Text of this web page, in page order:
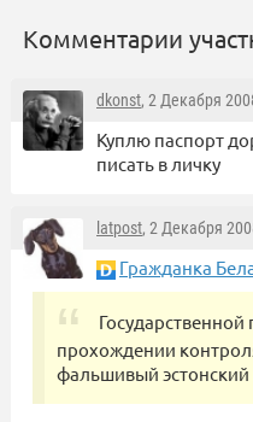
Комментарии
dkonst, 2 Декабря
Куплю паспорт
писать в личку
latpost, 2 Декабря
Гражданка
прохождении
фальшивый эстонский